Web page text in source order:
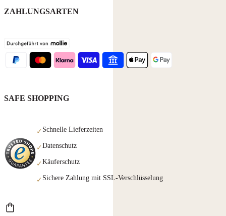
ZAHLUNGSARTEN
SAFE SHOPPING
✓ Schnelle Lieferzeiten
✓Datenschutz
✓Käuferschutz
✓ Sichere Zahlung mit SSL-Verschlüsselung